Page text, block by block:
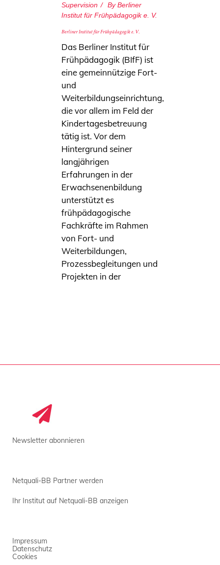
Supervision
By Berliner
Institut für Frühpädagogik e. V.
Berliner Institut für Frühpädagogik e. V.
Das Berliner Institut für
Frühpädagogik (BIfF) ist
eine gemeinnützige Fort-
und
Weiterbildungseinrichtung,
die vor allem im Feld der
Kindertagesbetreuung
tätig ist. Vor dem
Hintergrund seiner
langjährigen
Erfahrungen in der
Erwachsenenbildung
unterstützt es
frühpädagogische
Fachkräfte im Rahmen
von Fort- und
Weiterbildungen,
Prozessbegleitungen und
Projekten in der
Newsletter abonnieren
Netquali-BB Partner werden
Ihr Institut auf Netquali-BB anzeigen
Impressum
Datenschutz
Cookies